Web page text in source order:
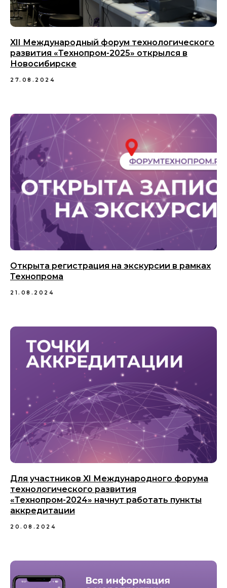
XII Международный форум технологического
развития «Технопром-2025» открылся в
Новосибирске
27.08.2024
Открыта регистрация на экскурсии в рамках
Технопрома
21.08.2024
Для участников XI Международного форума
технологического развития
«Технопром-2024» начнут работать пункты
аккредитации
20.08.2024